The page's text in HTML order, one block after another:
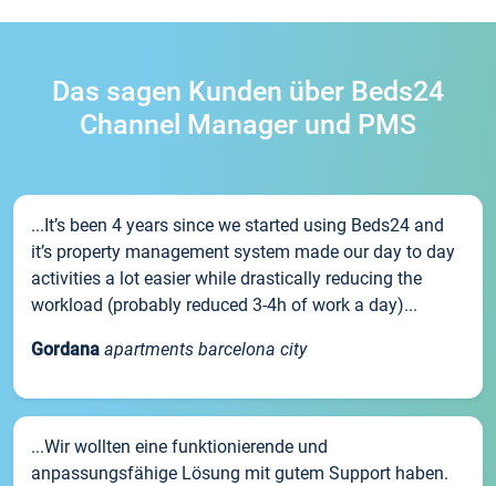
Das sagen Kunden über Beds24
Channel Manager und PMS
...It’s been 4 years since we started using Beds24 and
it’s property management system made our day to day
activities a lot easier while drastically reducing the
workload (probably reduced 3-4h of work a day)...
Gordana apartments barcelona city
...Wir wollten eine funktionierende und
anpassungsfähige Lösung mit gutem Support haben.